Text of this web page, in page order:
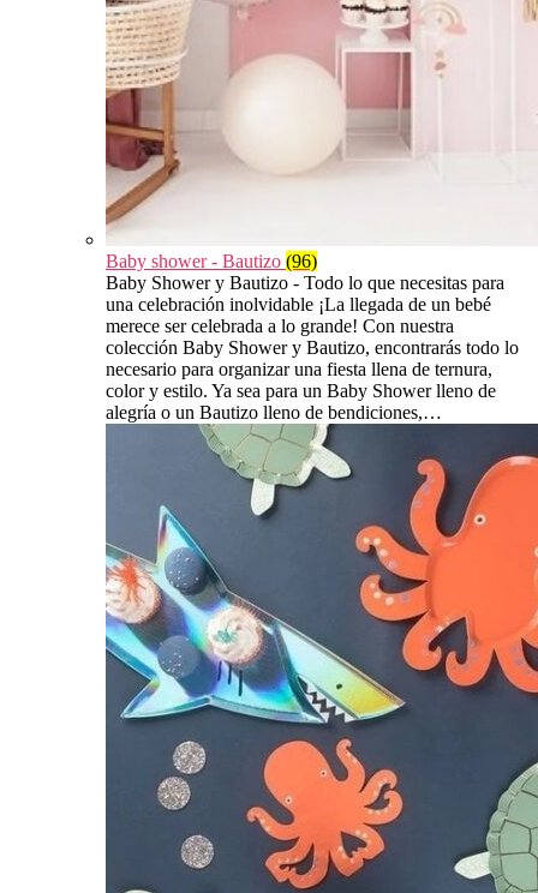
Baby shower - Bautizo (96)
Baby Shower y Bautizo - Todo lo que necesitas para
una celebración inolvidable ¡La llegada de un bebé
merece ser celebrada a lo grande! Con nuestra
colección Baby Shower y Bautizo, encontrarás todo lo
necesario para organizar una fiesta llena de ternura,
color y estilo. Ya sea para un Baby Shower lleno de
alegría o un Bautizo lleno de bendiciones,…